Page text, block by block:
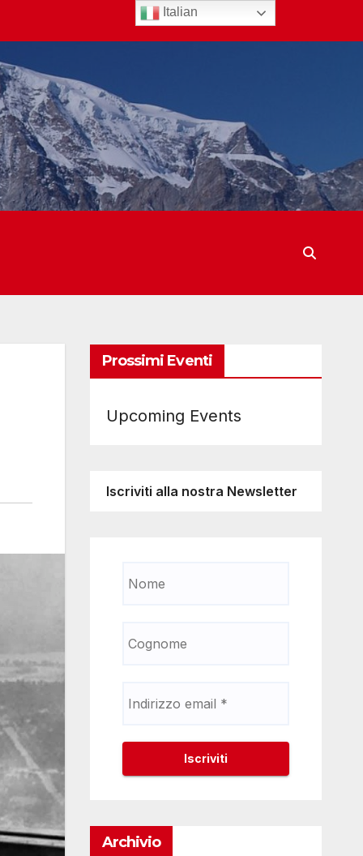
Prossimi Eventi
Upcoming Events
Iscriviti alla nostra Newsletter
Archivio
Italian